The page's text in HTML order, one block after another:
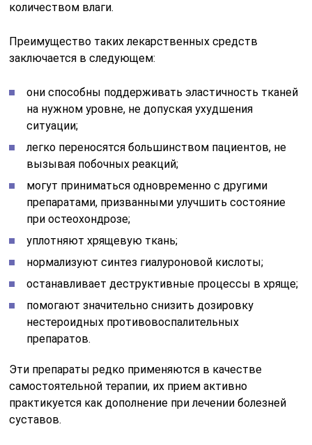
количеством влаги.
Преимущество таких лекарственных средств
заключается в следующем:
они способны поддерживать эластичность тканей
на нужном уровне, не допуская ухудшения
ситуации;
легко переносятся большинством пациентов, не
вызывая побочных реакций;
могут приниматься одновременно с другими
препаратами, призванными улучшить состояние
при остеохондрозе;
уплотняют хрящевую ткань;
нормализуют синтез гиалуроновой кислоты;
останавливает деструктивные процессы в хряще;
помогают значительно снизить дозировку
нестероидных противовоспалительных
препаратов.
Эти препараты редко применяются в качестве
самостоятельной терапии, их прием активно
практикуется как дополнение при лечении болезней
суставов.